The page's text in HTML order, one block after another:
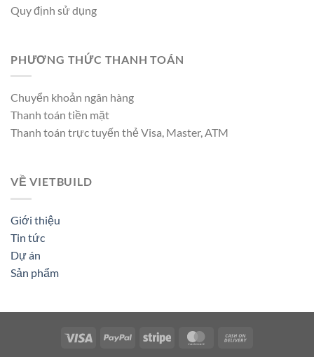
Quy định sử dụng
PHƯƠNG THỨC THANH TOÁN
Chuyển khoản ngân hàng
Thanh toán tiền mặt
Thanh toán trực tuyến thẻ Visa, Master, ATM
VỀ VIETBUILD
Giới thiệu
Tin tức
Dự án
Sản phẩm